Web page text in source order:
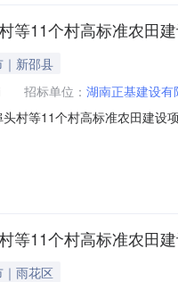
等11个村高标准农田
新邵县
招标单位： 湖南正基建设有
村等11个村高标准农田建
有限公司;项目负责人:肖凯;
等11个村高标准农田
雨花区